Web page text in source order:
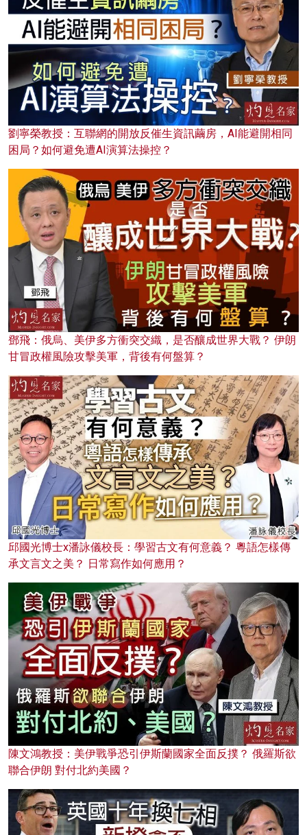
劉寧榮教授：互聯網的開放反催生資訊繭房，AI能避開相同
困局？如何避免遭AI演算法操控？
鄧飛：俄烏、美伊多方衝突交織，是否釀成世界大戰？ 伊朗
甘冒政權風險攻擊美軍，背後有何盤算？
邱國光博士x潘詠儀校長：學習古文有何意義？ 粵語怎樣傳
承文言文之美？ 日常寫作如何應用？
陳文鴻教授：美伊戰爭恐引伊斯蘭國家全面反撲？ 俄羅斯欲
聯合伊朗 對付北約美國？